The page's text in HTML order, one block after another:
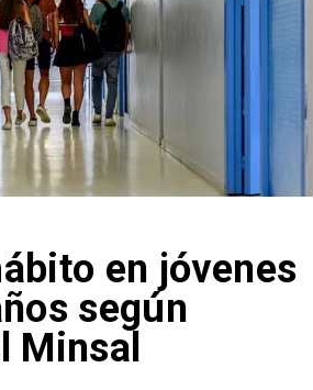
en jóvenes
según
Minsal